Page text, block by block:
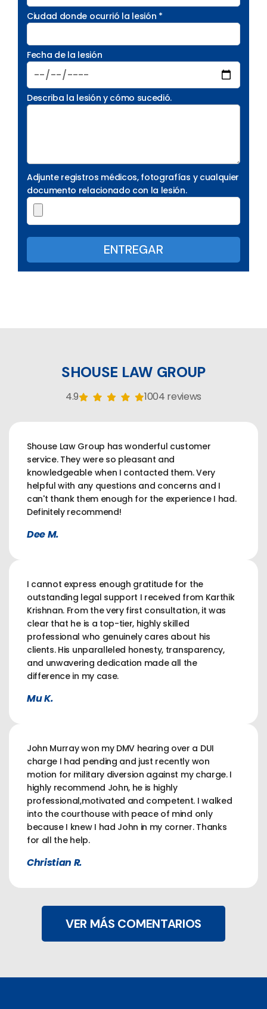
Ciudad donde ocurrió la lesión *
Fecha de la lesión
Describa la lesión y cómo sucedió.
Adjunte registros médicos, fotografías y cualquier
documento relacionado con la lesión.
SHOUSE LAW GROUP
4.9 1004 reviews
Shouse Law Group has wonderful customer
service. They were so pleasant and
knowledgeable when I contacted them. Very
helpful with any questions and concerns and I
can't thank them enough for the experience I had.
Definitely recommend!
Dee M.
I cannot express enough gratitude for the
outstanding legal support I received from Karthik
Krishnan. From the very first consultation, it was
clear that he is a top-tier, highly skilled
professional who genuinely cares about his
clients. His unparalleled honesty, transparency,
and unwavering dedication made all the
difference in my case.
Mu K.
John Murray won my DMV hearing over a DUI
charge I had pending and just recently won
motion for military diversion against my charge. I
highly recommend John, he is highly
professional,motivated and competent. I walked
into the courthouse with peace of mind only
because I knew I had John in my corner. Thanks
for all the help.
Christian R.
VER MÁS COMENTARIOS